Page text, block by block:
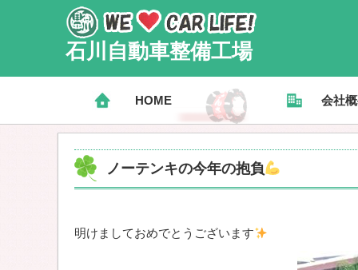
石川自動車整備工場
HOME 会社
ノーテンキの今年の抱負
明けましておめでとうございます